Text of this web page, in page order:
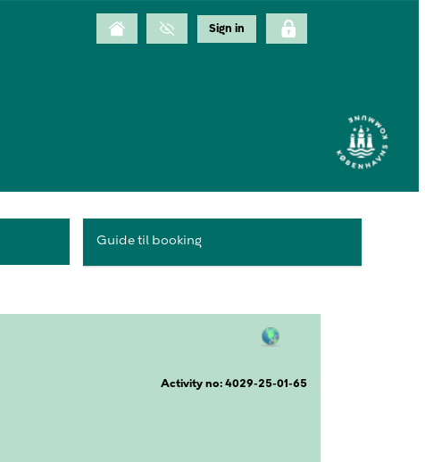
Guide til booking
Activity no: 4029-25-01-65